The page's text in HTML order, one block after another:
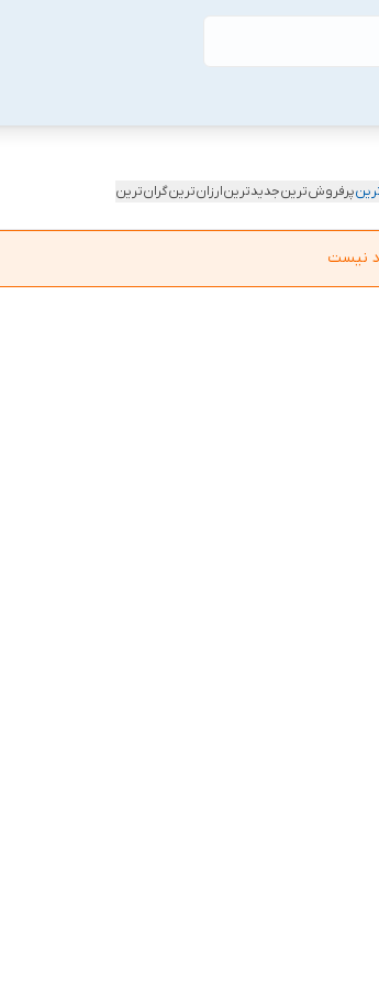
پرفروش‌ترینجدیدترینارزان‌ترینگران‌ترین
نیست